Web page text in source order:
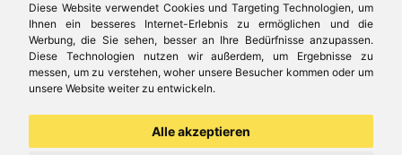
Diese Website verwendet Cookies und Targeting Technologien, um
Ihnen ein besseres Internet-Erlebnis zu ermöglichen und die
Werbung, die Sie sehen, besser an Ihre Bedürfnisse anzupassen.
Diese Technologien nutzen wir außerdem, um Ergebnisse zu
messen, um zu verstehen, woher unsere Besucher kommen oder um
unsere Website weiter zu entwickeln.
Alle akzeptieren
Es gibt uns auch in